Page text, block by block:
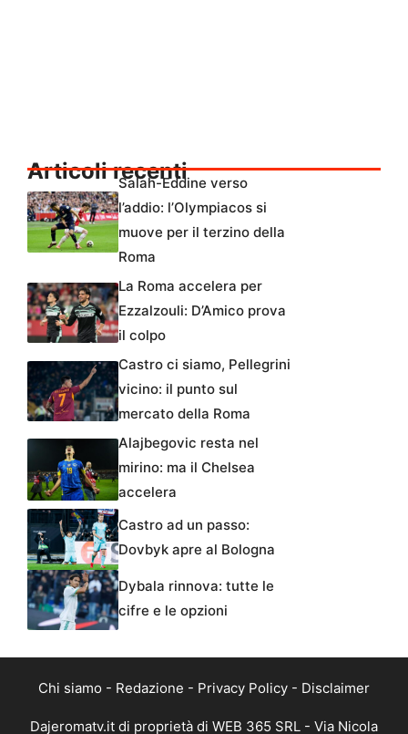
Articoli recenti
Salah-Eddine verso
l’addio: l’Olympiacos si
muove per il terzino della
Roma
La Roma accelera per
Ezzalzouli: D’Amico prova
il colpo
Castro ci siamo, Pellegrini
vicino: il punto sul
mercato della Roma
Alajbegovic resta nel
mirino: ma il Chelsea
accelera
Castro ad un passo:
Dovbyk apre al Bologna
Dybala rinnova: tutte le
cifre e le opzioni
Chi siamo - Redazione - Privacy Policy - Disclaimer
Dajeromatv.it di proprietà di WEB 365 SRL - Via Nicola